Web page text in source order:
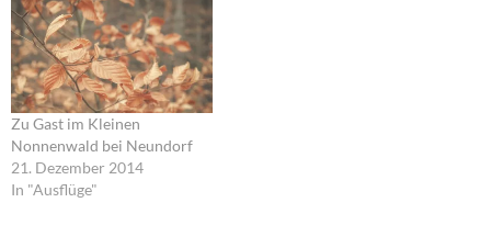
Zu Gast im Kleinen
Nonnenwald bei Neundorf
21. Dezember 2014
In "Ausflüge"